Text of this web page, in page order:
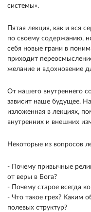
системы».
Пятая лекция, как и вся
по своему содержанию,
себя новые грани в
приходит
желание и вдохновение
От нашего внутреннего
зависит наше будущее.
изложенная в лекциях,
внутренних и внешних
Некоторые из вопросов
- Почему привычные
от веры в Бога?
- Почему старое всегда
- Что такое грех? Каким
полевых структур?